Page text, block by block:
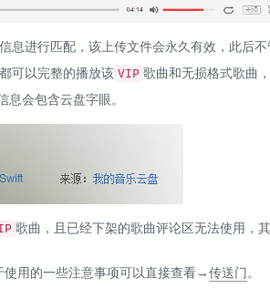
信息进行匹配，该上传文件会永久有效，此后
可以完整的播放该 VIP 歌曲和无损格式歌曲
息会包含云盘字眼。
歌曲，且已经下架的歌曲评论区无法使用，
用的一些注意事项可以直接查看→传送门。